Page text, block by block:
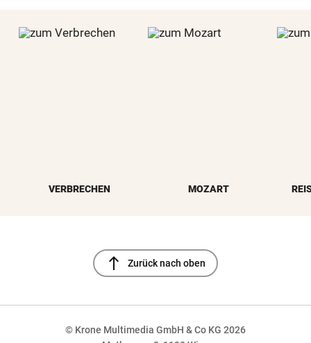
VERBRECHEN MOZART
north Zurück nach oben
© Krone Multimedia GmbH & Co KG 2026